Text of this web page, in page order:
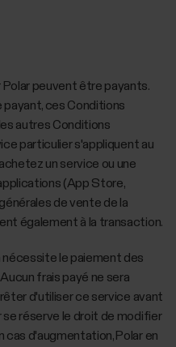
peuvent être payants.
payant, ces Conditions
autres Conditions
particulier s'appliquent au
un service ou une
(App Store,
de vente de la
également à la transaction.
nécessite le paiement des
frais payé ne sera
d'utiliser ce service avant
se réserve le droit de modifier
cas d'augmentation, Polar en